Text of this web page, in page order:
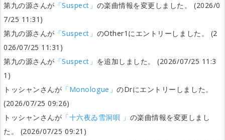
第九の源さんが 「Suspect」 の楽曲情報を変更しました。 (2026/0
7/25 11:31)
第九の源さんが 「Suspect」 のOther1にエントリーしました。 (2
026/07/25 11:31)
第九の源さんが 「Suspect」 を追加しました。 (2026/07/25 11:3
1)
トッシャンさんが 「Monologue」のDrにエントリーしました。
(2026/07/25 09:26)
トッシャンさんが 「十六夜ゐ雪洞唄 」 の楽曲情報を変更しまし
た。 (2026/07/25 09:21)